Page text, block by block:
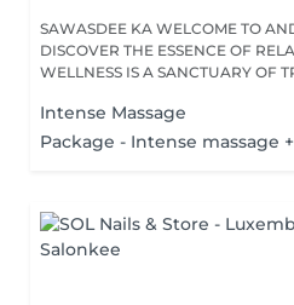
SAWASDEE KA WELCOME TO
DISCOVER THE ESSENCE OF
WELLNESS IS A SANCTUARY OF
Intense Massage
Package - Intense massage